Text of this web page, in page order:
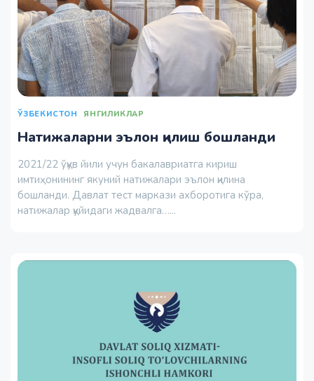
ЎЗБЕКИСТОН ЯНГИЛИКЛАР
Натижаларни эълон қилиш бошланди
2021/22 ўқув йили учун бакалавриатга кириш
имтиҳонининг якуний натижалари эълон қилина
бошланди. Давлат тест маркази ахборотига кўра,
натижалар қуйидаги жадвалга…...